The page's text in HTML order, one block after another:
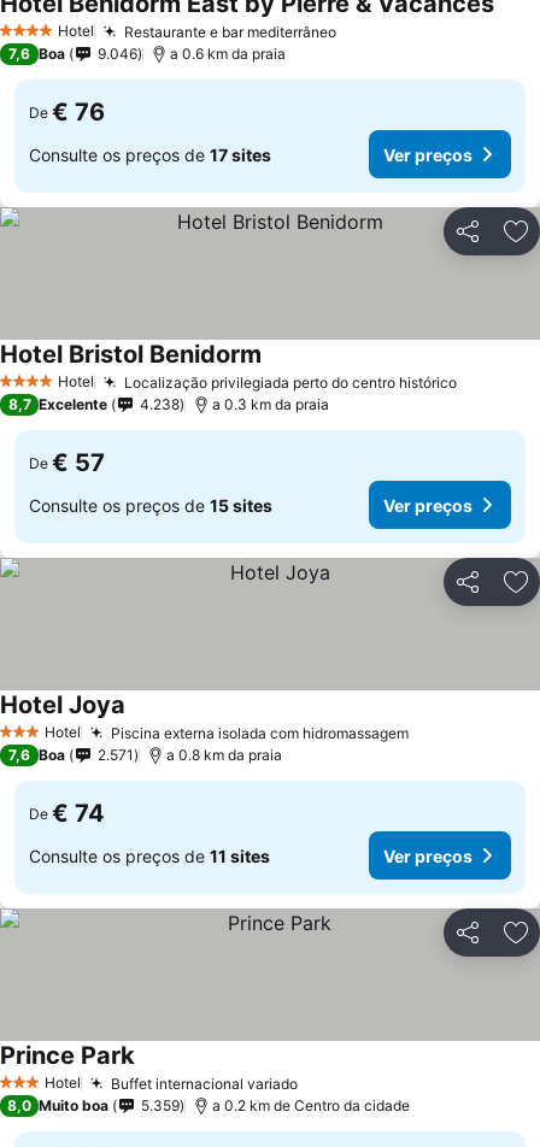
4 EstrelasHotel Restaurante e bar mediterrâneoVer preços
Ver
7,6 Boa 9.046 a 0.6 km da praia
De € 76
Consulte os preços de 17 sites Ver preços
Partilhar
4 EstrelasHotel Localização privilegiada perto do centro históricoVer
Hotel Bristol Benidorm
8,7 Excelente 4.238 a 0.3 km da praia
De € 57
Consulte os preços de 15 sites Ver preços
Partilhar
3 EstrelasHotel Piscina externa isolada com hidromassagemVer preços
Hotel Joya
7,6 Boa 2.571 a 0.8 km da praia
De € 74
Consulte os preços de 11 sites Ver preços
Partilhar
3 EstrelasHotel Buffet internacional variadoVer preços
Prince ParkVer preços
8,0 Muito boa 5.359 a 0.2 km de Centro da cidade